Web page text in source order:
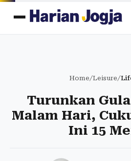
Home/Leisure/
Turunkan
Malam Hari,
Ini 15